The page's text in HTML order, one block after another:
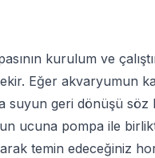
kurulum ve
Eğer akvaryumun
suyun geri dönüşü
ucuna pompa ile
temin edeceğiniz